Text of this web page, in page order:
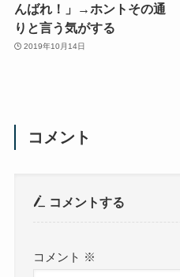
んばれ！」→ホントその通
りと言う気がする
2019年10月14日
コメント
コメントする
コメント ※